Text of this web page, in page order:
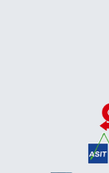
莫尼早餐